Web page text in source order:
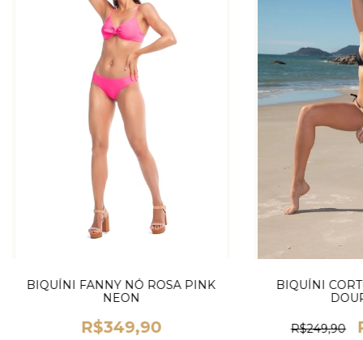
BIQUÍNI FANNY NÓ ROSA PINK
NEON
R$349,90
BIQUÍNI
R$249,90